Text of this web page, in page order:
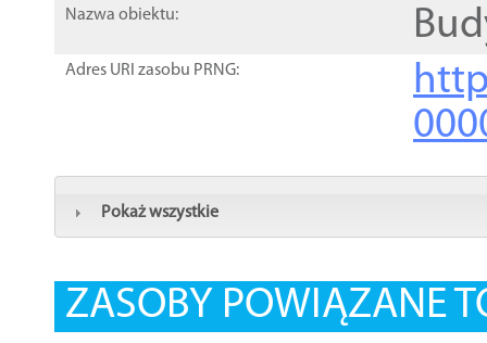
Nazwa obiektu:
Adres URI zasobu PRNG:
Pokaż wszystkie
ZASOBY POWIĄZANE